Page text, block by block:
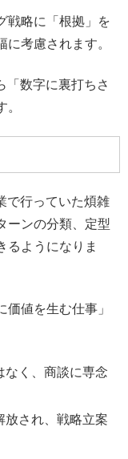
戦略に「根拠」を
考慮されます。
「数字に裏打ちさ
で行っていた煩雑
ンの分類、定型
ようになりま
値を生む仕事」
なく、商談に専念
放され、戦略立案